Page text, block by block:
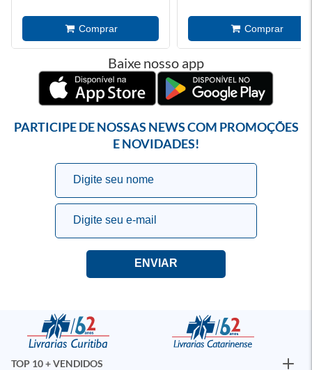
Baixe nosso app
PARTICIPE DE NOSSAS NEWS COM PROMOÇÕES
E NOVIDADES!
TOP 10 + VENDIDOS